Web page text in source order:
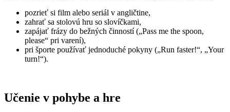
pozrieť si film alebo seriál v angličtine,
zahrať sa stolovú hru so slovíčkami,
zapájať frázy do bežných činností („Pass me the spoon,
please“ pri varení),
pri športe používať jednoduché pokyny („Run faster!“, „Your
turn!“).
Učenie v pohybe a hre